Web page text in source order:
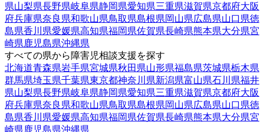
県山梨県長野県岐阜県静岡県愛知県三重県滋賀県京都府大阪
府兵庫県奈良県和歌山県鳥取県島根県岡山県広島県山口県徳
島県香川県愛媛県高知県福岡県佐賀県長崎県熊本県大分県宮
崎県鹿児島県沖縄県
すべての県から障害児相談支援を探す
北海道青森県岩手県宮城県秋田県山形県福島県茨城県栃木県
群馬県埼玉県千葉県東京都神奈川県新潟県富山県石川県福井
県山梨県長野県岐阜県静岡県愛知県三重県滋賀県京都府大阪
府兵庫県奈良県和歌山県鳥取県島根県岡山県広島県山口県徳
島県香川県愛媛県高知県福岡県佐賀県長崎県熊本県大分県宮
崎県鹿児島県沖縄県